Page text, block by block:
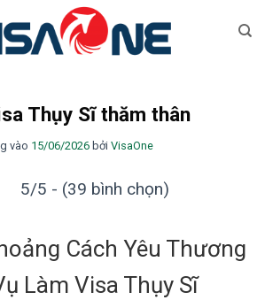
Thụy Sĩ thăm thân
vào 15/06/2026 bởi VisaOne
5/5 - (39 bình chọn)
Cách Yêu Thương
Làm Visa Thụy Sĩ